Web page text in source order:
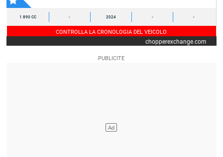
1 890 CC - 2024 - -
CONTROLLA LA CRONOLOGIA DEL VEICOLO
chopperexchange.com